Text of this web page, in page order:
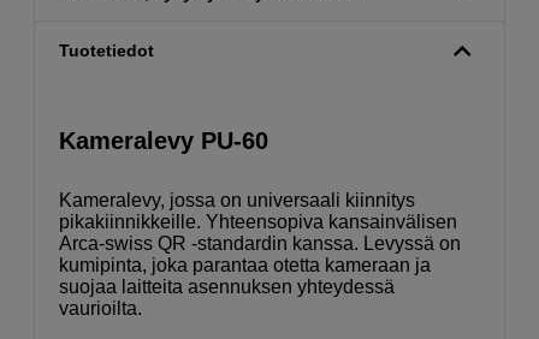
Tuotetiedot
Kameralevy PU-60
Kameralevy, jossa on universaali kiinnitys
pikakiinnikkeille. Yhteensopiva kansainvälisen
Arca-swiss QR -standardin kanssa. Levyssä on
kumipinta, joka parantaa otetta kameraan ja
suojaa laitteita asennuksen yhteydessä
vaurioilta.